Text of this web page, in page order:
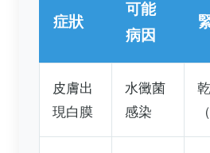
症狀
可能
病因
皮膚出
現白膜
水黴菌
感染